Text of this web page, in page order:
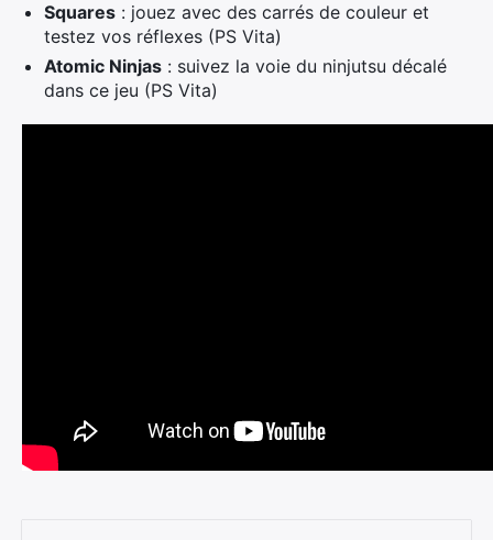
Squares : jouez avec des carrés de couleur et
testez vos réflexes (PS Vita)
Atomic Ninjas : suivez la voie du ninjutsu décalé
dans ce jeu (PS Vita)